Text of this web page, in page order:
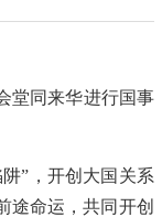
堂同来华进行国事
”，开创大国关系
途命运，共同开创